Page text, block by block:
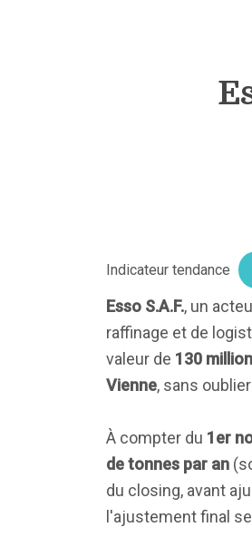
Indicateur tendance
Esso S.A.F., un
raffinage et de
valeur de 130
Vienne, sans
À compter du 1er
de tonnes par an
du closing, avant
l'ajustement final